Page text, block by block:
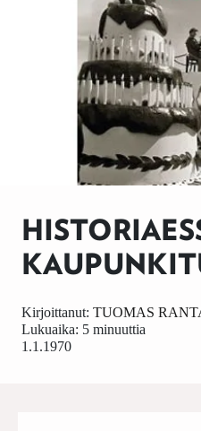
1.1.1970
Kirjoittanut: TUOMAS
Lukuaika: 5 minuuttia